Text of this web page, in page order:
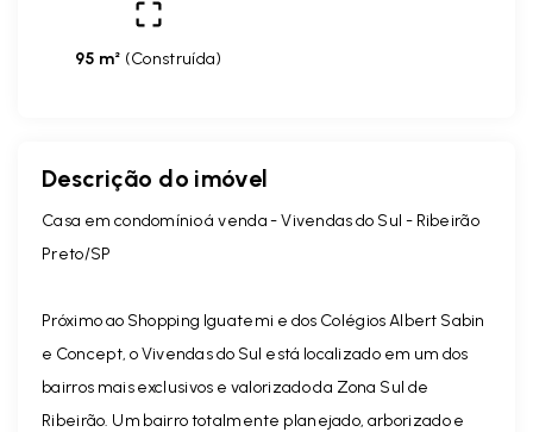
95 m² (Construída)
Descrição do imóvel
Casa em condomínio á venda - Vivendas do Sul - Ribeirão
Preto/SP
Próximo ao Shopping Iguatemi e dos Colégios Albert Sabin
e Concept, o Vivendas do Sul está localizado em um dos
bairros mais exclusivos e valorizado da Zona Sul de
Ribeirão. Um bairro totalmente planejado, arborizado e